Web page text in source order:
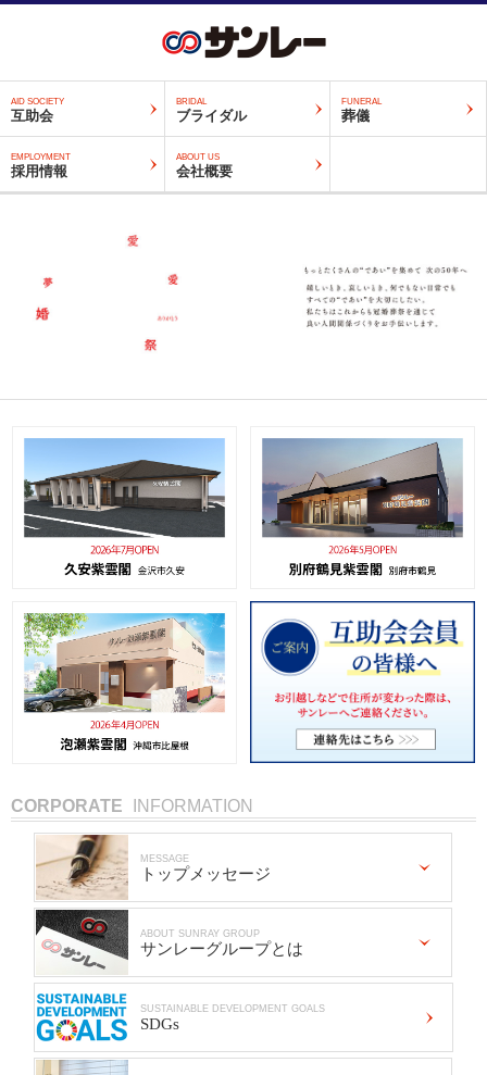
AID SOCIETY
互助会
BRIDAL
ブライダル
FUNERAL
葬儀
EMPLOYMENT
採用情報
ABOUT US
会社概要
CORPORATE INFORMATION
MESSAGE
トップメッセージ
ABOUT SUNRAY GROUP
サンレーグループとは
SUSTAINABLE DEVELOPMENT GOALS
SDGs